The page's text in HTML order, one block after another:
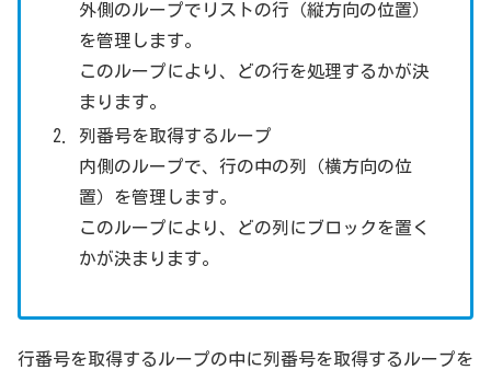
外側のループでリストの行（縦方向の位置）
を管理します。
このループにより、どの行を処理するかが決
まります。
列番号を取得するループ
内側のループで、行の中の列（横方向の位
置）を管理します。
このループにより、どの列にブロックを置く
かが決まります。
行番号を取得するループの中に列番号を取得するループを